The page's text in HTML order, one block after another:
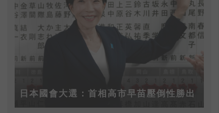
日本國會大選：首相高市早苗壓倒性勝出